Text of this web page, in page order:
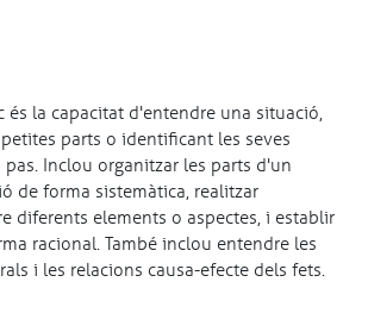
és la capacitat d'entendre una situació,
parts o identificant les seves
Inclou organitzar les parts d'un
de forma sistemàtica, realitzar
diferents elements o aspectes, i establir
racional. També inclou entendre les
i les relacions causa-efecte dels fets.